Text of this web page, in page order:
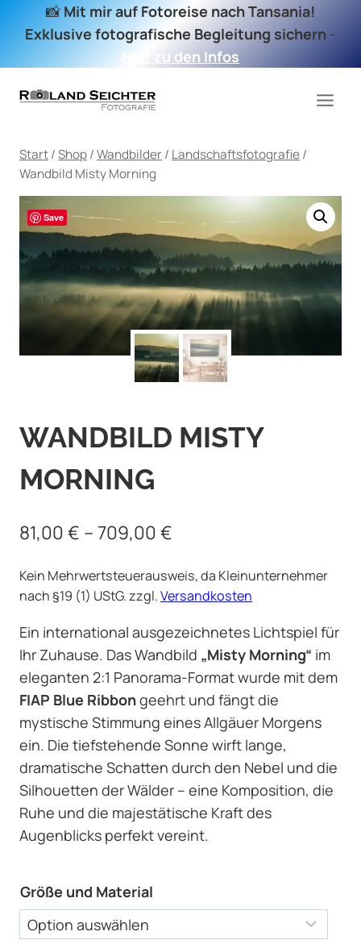
Inhalt
📸 Mit mir auf Fotoreise nach Tansania!
Exklusive fotografische Begleitung sichern -
Hier zu den Infos
Start/Shop/Wandbilder / Landschaftsfotografie/
Wandbild Misty Morning
Save
WANDBILD MISTY
MORNING
81,00€ – 709,00€
Kein Mehrwertsteuerausweis, da Kleinunternehmer
nach §19 (1) UStG.zzgl.Versandkosten
Ein international ausgezeichnetes Lichtspiel für
Ihr Zuhause. Das Wandbild „Misty Morning“ im
eleganten 2:1 Panorama-Format wurde mit dem
FIAP Blue Ribbongeehrt und fängt die
mystische Stimmung eines Allgäuer Morgens
ein. Die tiefstehende Sonne wirft lange,
dramatische Schatten durch den Nebel und die
Silhouetten der Wälder – eine Komposition, die
Ruhe und die majestätische Kraft des
Augenblicks perfekt vereint.
Größe und Material